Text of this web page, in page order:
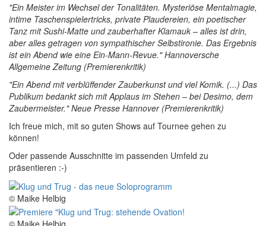
"Ein Meister im Wechsel der Tonalitäten. Mysteriöse Mentalmagie,
intime Taschenspielertricks, private Plaudereien, ein poetischer
Tanz mit Sushi-Matte und zauberhafter Klamauk – alles ist drin,
aber alles getragen von sympathischer Selbstironie. Das Ergebnis
ist ein Abend wie eine Ein-Mann-Revue." Hannoversche
Allgemeine Zeitung (Premierenkritik)
"Ein Abend mit verblüffender Zauberkunst und viel Komik. (...) Das
Publikum bedankt sich mit Applaus im Stehen – bei Desimo, dem
Zaubermeister." Neue Presse Hannover (Premierenkritik)
Ich freue mich, mit so guten Shows auf Tournee gehen zu
können!
Oder passende Ausschnitte im passenden Umfeld zu
präsentieren :-)
© Maike Helbig
© Maike Helbig